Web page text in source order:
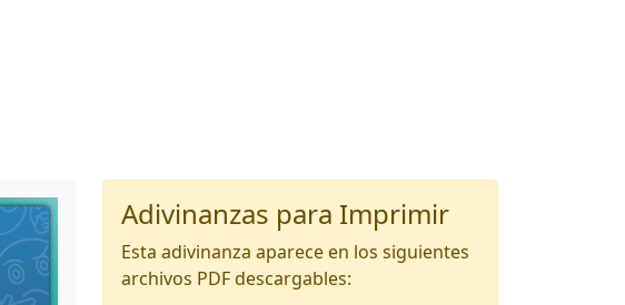
Adivinanzas para Imprimir
Esta adivinanza aparece en los siguientes
archivos PDF descargables: